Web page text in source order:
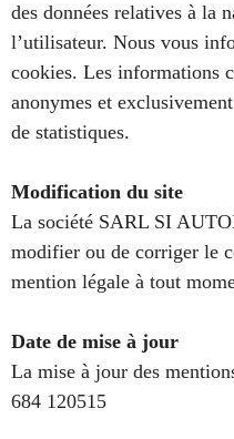
des données relatives à la
l’utilisateur. Nous vous
cookies. Les informations
anonymes et
de statistiques.
Modification du site
La société SARL SI
modifier ou de corriger le
mention légale à tout
Date de mise à jour
La mise à jour des
684 120515